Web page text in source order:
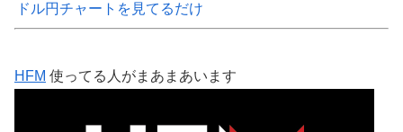
ドル円チャートを見てるだけ
HFM 使ってる人がまあまあいます